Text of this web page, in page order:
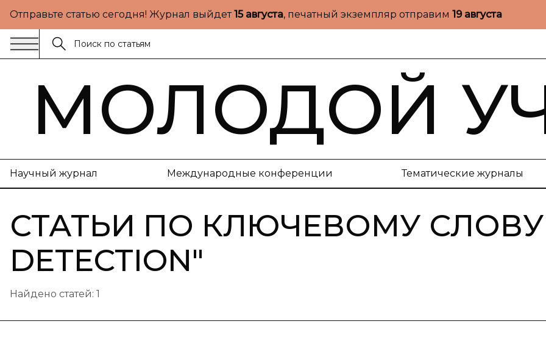
Отправьте статью сегодня! Журнал выйдет15 августа, печатный экземпляр отправим 19 августа
МОЛОДОЙ
Научный журнал Международные конференции Тематические журналы
СТАТЬИ ПО КЛЮЧЕВОМУ СЛОВУ
DETECTION"
Найдено статей: 1